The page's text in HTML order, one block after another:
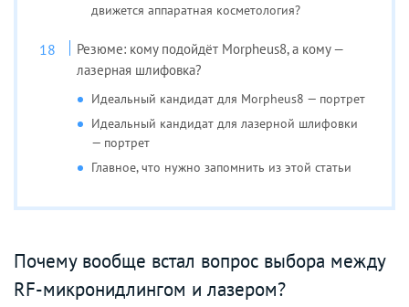
движется аппаратная косметология?
Резюме: кому подойдёт Morpheus8, а кому —
лазерная шлифовка?
Идеальный кандидат для Morpheus8 — портрет
Идеальный кандидат для лазерной шлифовки
— портрет
Главное, что нужно запомнить из этой статьи
Почему вообще встал вопрос выбора между
RF-микронидлингом и лазером?